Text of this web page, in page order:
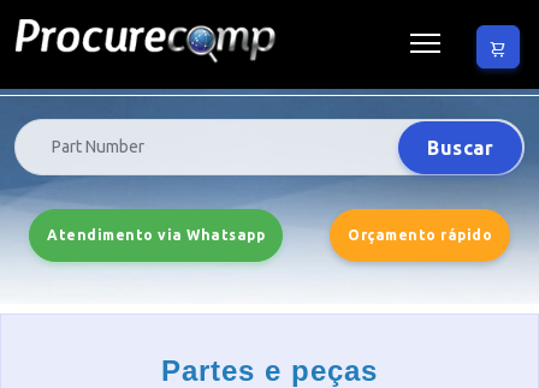
Buscar
Atendimento via Whatsapp Orçamento rápido
Partes e peças